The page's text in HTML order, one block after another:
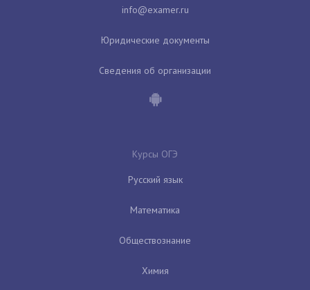
Юридические документы
Сведения об организации
Курсы ОГЭ
Русский язык
Математика
Обществознание
Химия